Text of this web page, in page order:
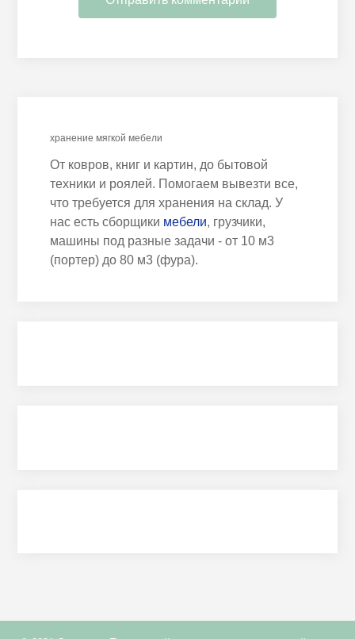
хранение мягкой мебели
От ковров, книг и картин, до бытовой
техники и роялей. Помогаем вывезти все,
что требуется для хранения на склад. У
нас есть сборщики мебели, грузчики,
машины под разные задачи - от 10 м3
(портер) до 80 м3 (фура).